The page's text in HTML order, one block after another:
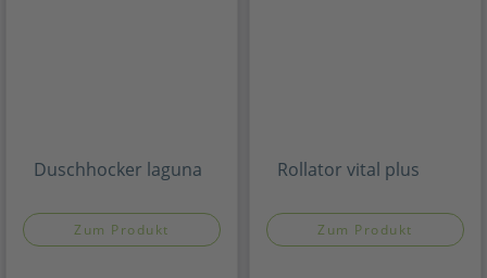
Duschhocker laguna
Zum Produkt
Rollator vital plus
Zum Produkt